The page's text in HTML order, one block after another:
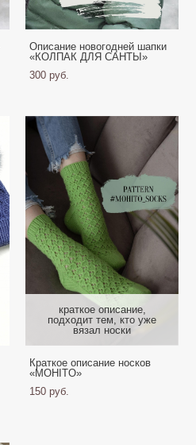
Описание новогодней шапки
«КОЛПАК ДЛЯ САНТЫ»
300 pуб.
краткое описание,
подходит тем, кто уже
вязал носки
Краткое описание носков
«MOHITO»
150 pуб.